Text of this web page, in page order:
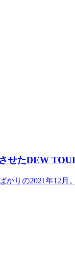
せたDEW
りの2021年12月